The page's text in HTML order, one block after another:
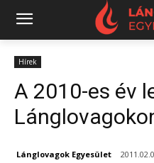
Hírek
A 2010-es év
Lánglovagok Egyesület